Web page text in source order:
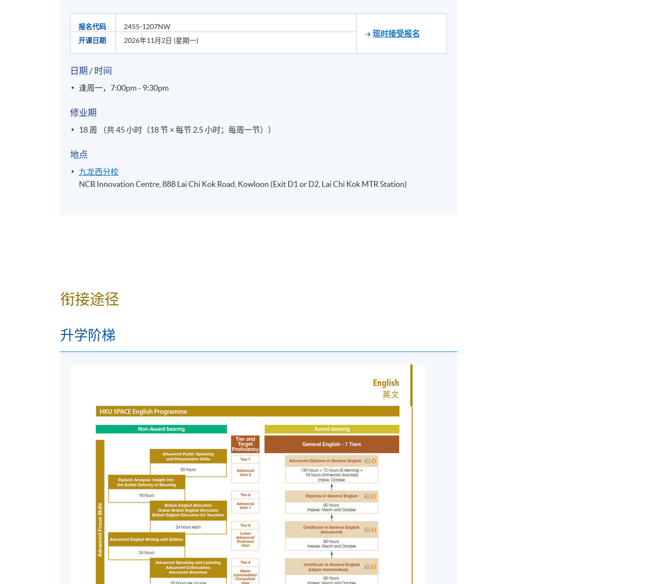
报名代码 2455-1207NW
现时接受报名
开课日期 2026年11月2日 (星期一)
日期 / 时间
逢周一，7:00pm - 9:30pm
修业期
18 周 （共 45 小时（18 节 × 每节 2.5 小时；每周一节））
地点
九龙西分校
NCB Innovation Centre, 888 Lai Chi Kok Road, Kowloon (Exit D1 or D2, Lai Chi Kok MTR Station)
衔接途径
升学阶梯